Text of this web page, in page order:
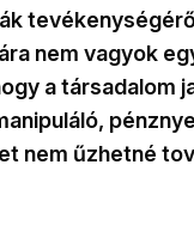
nem vagyok
a társadalom
nem űzhetné